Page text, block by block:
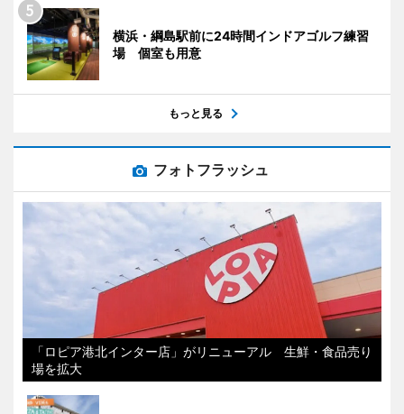
横浜・綱島駅前に24時間インドアゴルフ練習
場 個室も用意
もっと見る
フォトフラッシュ
「ロピア港北インター店」がリニューアル 生鮮・食品売り
場を拡大